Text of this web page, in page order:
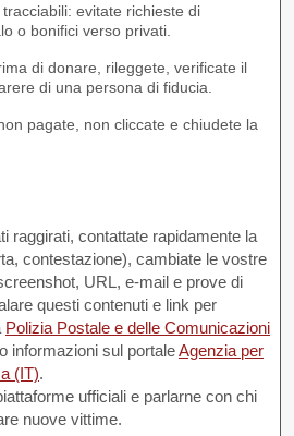
evitate richieste di
o bonifici verso privati.
di donare, rileggete, verificate il
di una persona di fiducia.
pagate, non cliccate e chiudete la
raggirati, contattate rapidamente la
contestazione), cambiate le vostre
URL, e-mail e prove di
questi contenuti e link per
Polizia Postale e delle Comunicazioni
informazioni sul portaleAgenzia per
(IT).
ufficiali e parlarne con chi
nuove vittime.